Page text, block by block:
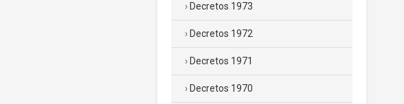
Decretos 1973
Decretos 1972
Decretos 1971
Decretos 1970